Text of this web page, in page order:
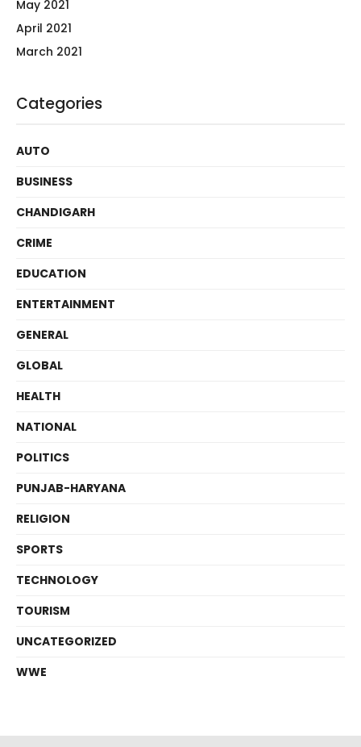
May 2021
April 2021
March 2021
Categories
AUTO
BUSINESS
CHANDIGARH
CRIME
EDUCATION
ENTERTAINMENT
GENERAL
GLOBAL
HEALTH
NATIONAL
POLITICS
PUNJAB-HARYANA
RELIGION
SPORTS
TECHNOLOGY
TOURISM
UNCATEGORIZED
WWE